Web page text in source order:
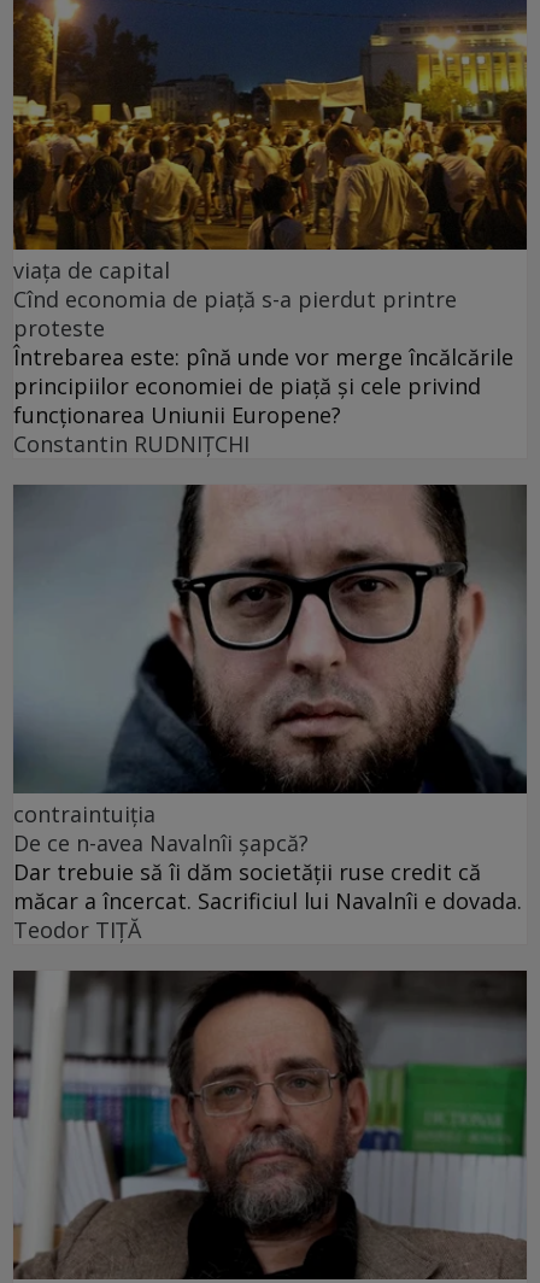
viața de capital
Cînd economia de piață s-a pierdut printre
proteste
Întrebarea este: pînă unde vor merge încălcările
principiilor economiei de piață și cele privind
funcționarea Uniunii Europene?
Constantin RUDNIŢCHI
contraintuiția
De ce n-avea Navalnîi șapcă?
Dar trebuie să îi dăm societății ruse credit că
măcar a încercat. Sacrificiul lui Navalnîi e dovada.
Teodor TIŢĂ